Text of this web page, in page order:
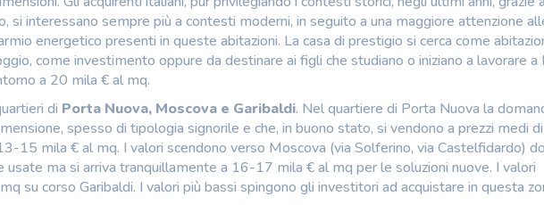
si interessano sempre più a contesti moderni, in seguito a una maggiore attenzione
energetico presenti in queste abitazioni. La casa di prestigio si cerca come
come investimento oppure da destinare ai figli che studiano o iniziano a lavorare a
a 20 mila € al mq.
di Porta Nuova, Moscova e Garibaldi. Nel quartiere di Porta Nuova la
spesso di tipologia signorile e che, in buono stato, si vendono a prezzi medi
15 mila € al mq. I valori scendono verso Moscova (via Solferino, via Castelfidardo)
ma si arriva tranquillamente a 16-17 mila € al mq per le soluzioni nuove. I valori
su corso Garibaldi. I valori più bassi spingono gli investitori ad acquistare in questa